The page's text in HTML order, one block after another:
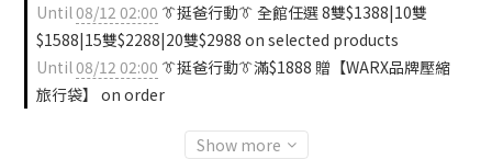
Until08/12 02:00 👔挺爸行動👔 全館任選 8雙$1388|10雙
$1588|15雙$2288|20雙$2988 on selected products
Until08/12 02:00 👔挺爸行動👔滿$1888 贈【WARX品牌壓縮
旅行袋】 on order
Show more